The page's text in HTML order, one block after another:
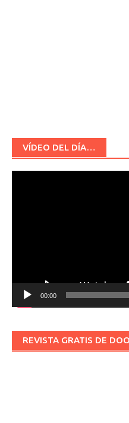
VÍDEO DEL DÍA…
00:00
REVISTA GRATIS DE